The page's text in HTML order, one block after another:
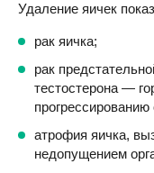
Удаление яичек
рак яичка;
рак
тестостерона —
прогрессированию
атрофия яичка,
недопущением